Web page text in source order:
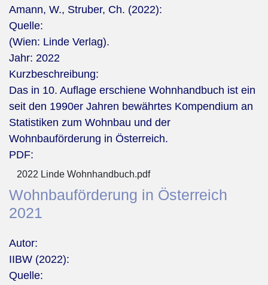
Amann, W., Struber, Ch. (2022):
Quelle:
(Wien: Linde Verlag).
Jahr: 2022
Kurzbeschreibung:
Das in 10. Auflage erschiene Wohnhandbuch ist ein
seit den 1990er Jahren bewährtes Kompendium an
Statistiken zum Wohnbau und der
Wohnbauförderung in Österreich.
PDF:
2022 Linde Wohnhandbuch.pdf
Wohnbauförderung in Österreich
2021
Autor:
IIBW (2022):
Quelle: